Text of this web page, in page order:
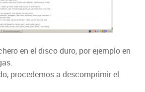
en el disco duro, por ejemplo en
procedemos a descomprimir el